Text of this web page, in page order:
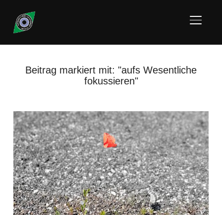
Beitrag markiert mit: "aufs Wesentliche
fokussieren"